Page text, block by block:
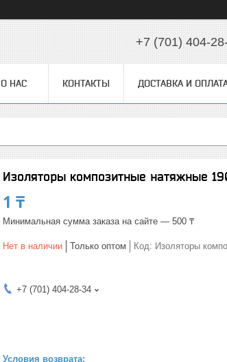
+7 (701) 404-
О НАС КОНТАКТЫ ДОСТАВКА И
Изоляторы композитные натяжные
1 ₸
Минимальная сумма заказа на сайте — 500 ₸
Нет в наличии Только оптом Код: Изоляторы
+7 (701) 404-28-34